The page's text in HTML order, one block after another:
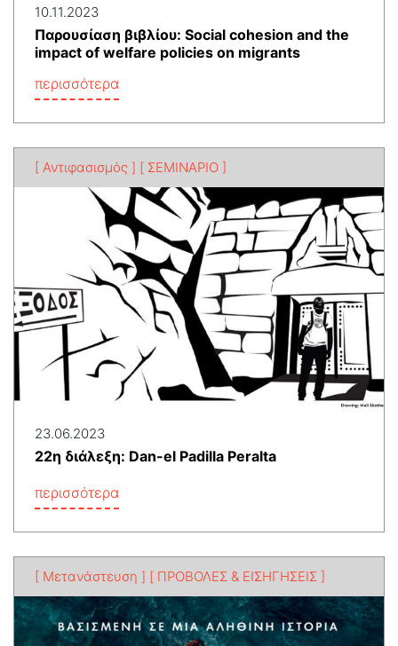
10.11.2023
Παρουσίαση βιβλίου: Social cohesion and the
impact of welfare policies on migrants
περισσότερα
[ Αντιφασισμός ] [ ΣΕΜΙΝΑΡΙΟ ]
23.06.2023
22η διάλεξη: Dan-el Padilla Peralta
περισσότερα
[ Μετανάστευση ] [ ΠΡΟΒΟΛΕΣ & ΕΙΣΗΓΗΣΕΙΣ ]